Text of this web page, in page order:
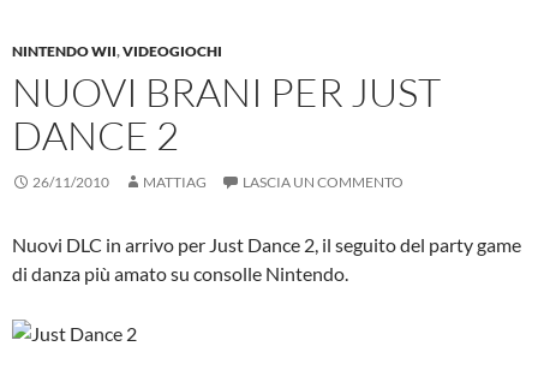
NINTENDO WII,VIDEOGIOCHI
NUOVI BRANI PER JUST
DANCE 2
26/11/2010 MATTIAG LASCIA UN COMMENTO
Nuovi DLC in arrivo per Just Dance 2, il seguito del party game
di danza più amato su consolle Nintendo.